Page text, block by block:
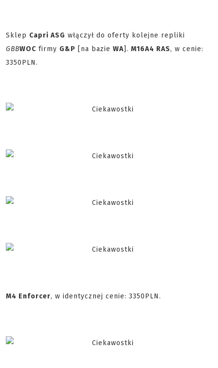
Sklep Capri ASG włączył do oferty kolejne repliki
GBBWOC firmy G&P [na bazie WA]. M16A4 RAS, w cenie:
3350PLN.
M4 Enforcer, w identycznej cenie: 3350PLN.